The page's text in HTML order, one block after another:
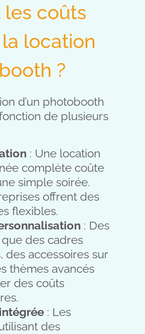
les coûts
location
?
d’un photobooth
de plusieurs
: Une location
complète coûte
simple soirée.
offrent des
flexibles.
: Des
des cadres
des accessoires sur
thèmes avancés
des coûts
: Les
des